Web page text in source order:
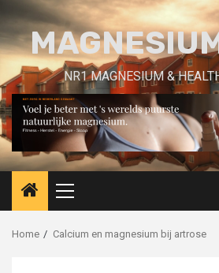
content
NR1 MAGNESIUM &
Primary
Menu
Home Calcium en magnesium bij artrose